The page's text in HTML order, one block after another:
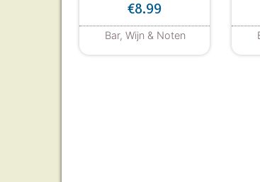
€8.99
Bar, Wijn & Noten